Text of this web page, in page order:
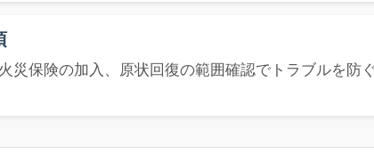
災保険の加入、原状回復の範囲確認でトラブルを防ぐ